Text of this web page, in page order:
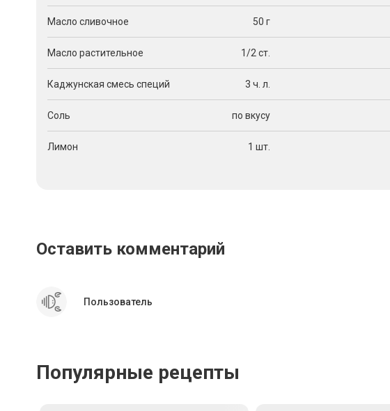
Масло сливочное 50 г
Масло растительное 1/2 ст.
Каджунская смесь специй 3 ч. л.
Соль по вкусу
Лимон 1 шт.
Оставить комментарий
Пользователь